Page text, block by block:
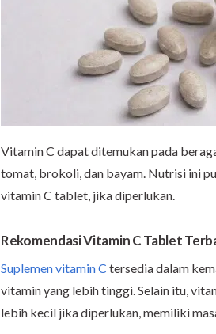
Vitamin C dapat ditemukan pada
tomat, brokoli, dan bayam. Nutrisi ini
vitamin C tablet, jika diperlukan.
Rekomendasi Vitamin C Tablet
Suplemen vitamin C tersedia dalam
vitamin yang lebih tinggi. Selain itu,
lebih kecil jika diperlukan, memiliki